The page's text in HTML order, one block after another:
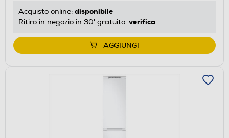
energetico
di
Acquisto online: disponibile
Ritiro in negozio in 30' gratuito: verifica
AGGIUNGI